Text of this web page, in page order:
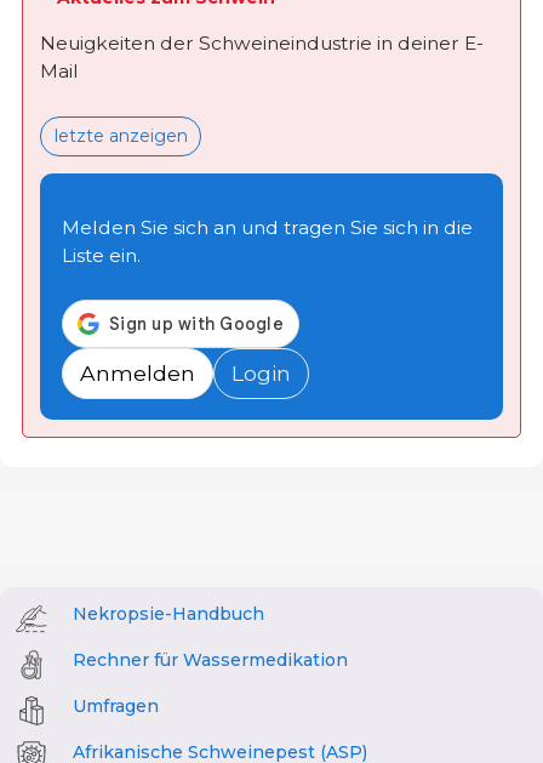
Neuigkeiten der Schweineindustrie in deiner E-
Mail
letzte anzeigen
Melden Sie sich an und tragen Sie sich in die
Liste ein.
Anmelden Login
Nekropsie-Handbuch
Rechner für Wassermedikation
Umfragen
Afrikanische Schweinepest (ASP)